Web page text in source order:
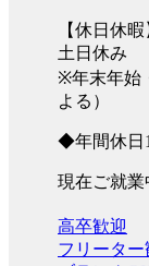
【休日休暇
土日休み
※年末年始
よる）
◆年間休日
現在ご就業
高卒歓迎
フリーター